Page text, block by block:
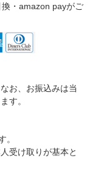
・amazon payがご
お、お振込みは当
す。
。
受け取りが基本と